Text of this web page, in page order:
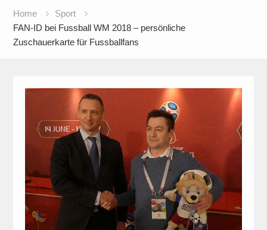
Home
Sport
FAN-ID bei Fussball WM 2018 – persönliche
Zuschauerkarte für Fussballfans